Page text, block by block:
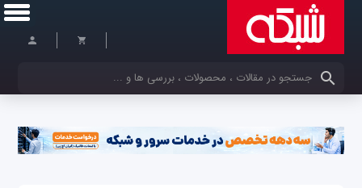
کلمات کلیدی خود را وارد کنید